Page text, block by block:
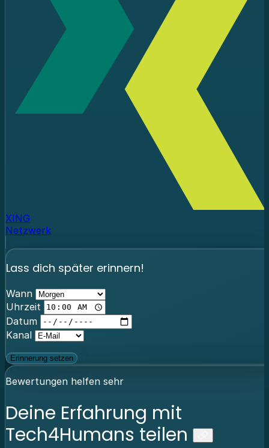
XING
Netzwerk
Lass dich später erinnern!
Wann
Uhrzeit
Datum
Kanal
Erinnerung setzen
Bewertungen helfen sehr
Deine Erfahrung mit
Tech4Humans teilen